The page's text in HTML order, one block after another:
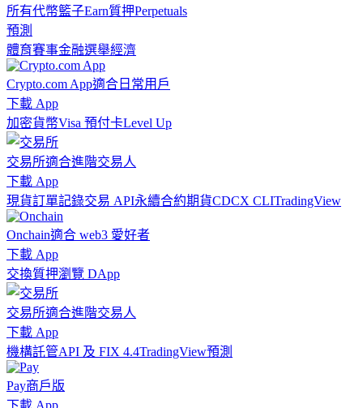
所有代幣籃子Earn質押Perpetuals
預測
體育賽事金融選舉經濟
Crypto.com App適合日常用戶
下載 App
加密貨幣Visa 預付卡Level Up
交易所適合進階交易人
下載 App
現貨訂單記錄交易 API永續合約期貨CDCX CLITradingView
Onchain適合 web3 愛好者
下載 App
交換質押瀏覽 DApp
交易所適合進階交易人
下載 App
機構託管API 及 FIX 4.4TradingView預測
Pay商戶版